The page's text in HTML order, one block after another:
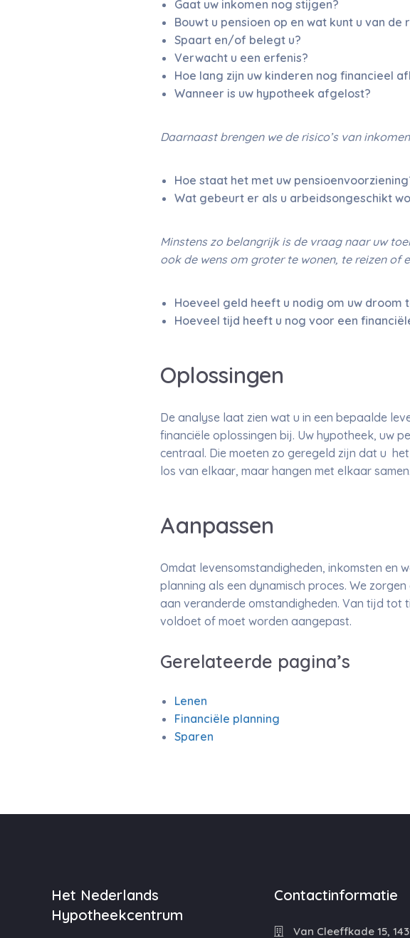
Gaat uw inkomen nog stijgen?
Bouwt u pensioen op en wat kunt u van
Spaart en/of belegt u?
Verwacht u een erfenis?
Hoe lang zijn uw kinderen nog financieel
Wanneer is uw hypotheek afgelost?
Daarnaast brengen we de risico’s van
Hoe staat het met uw
Wat gebeurt er als u arbeidsongeschikt
Minstens zo belangrijk is de vraag naar uw
ook de wens om groter te wonen, te reizen of
Hoeveel geld heeft u nodig om uw droom
Hoeveel tijd heeft u nog voor een
Oplossingen
De analyse laat zien wat u in een bepaalde
financiële oplossingen bij. Uw hypotheek, uw
centraal. Die moeten zo geregeld zijn dat u
los van elkaar, maar hangen met elkaar
Aanpassen
Omdat levensomstandigheden, inkomsten en
planning als een dynamisch proces. We
aan veranderde omstandigheden. Van tijd tot
voldoet of moet worden aangepast.
Gerelateerde pagina’s
Lenen
Financiële planning
Sparen
Het Nederlands
Hypotheekcentrum
Contactinformatie
Van Cleeffkade 15,